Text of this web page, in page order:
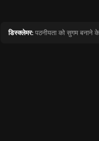
डिस्क्लेमर: पठनीयता को सुगम बनाने